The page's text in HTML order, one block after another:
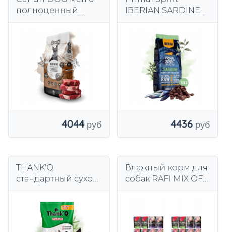
полноценный
собак говядина
витамины 20 кг
4044
IBERIAN SARDINE
свинина сардины
4436
THANK'Q
стандартный сухой
вкусом говядины с
витаминами 20 кг
Влажный корм для
собак RAFI MIX OF